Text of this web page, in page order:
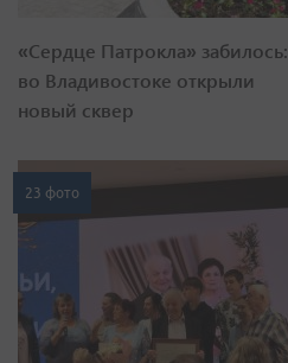
«Сердце Патрокла» забилось:
во Владивостоке открыли
новый сквер
23 фото